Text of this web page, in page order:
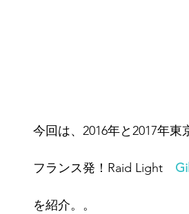
今回は、2016年と2017年東
フランス発！Raid Light
を紹介。。